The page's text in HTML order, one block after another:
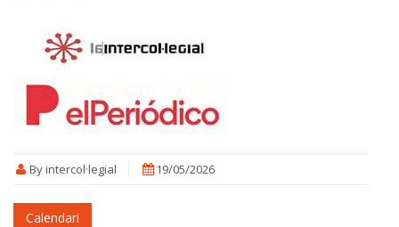
By intercol·legial 19/05/2026
Calendari